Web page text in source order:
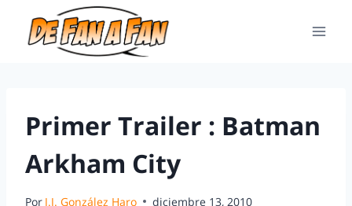
Primer Trailer : Batman
Arkham City
Por J.J. González Haro diciembre 13, 2010